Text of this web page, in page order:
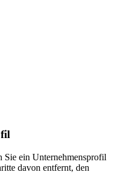
Sie ein Unternehmensprofil
davon entfernt, den